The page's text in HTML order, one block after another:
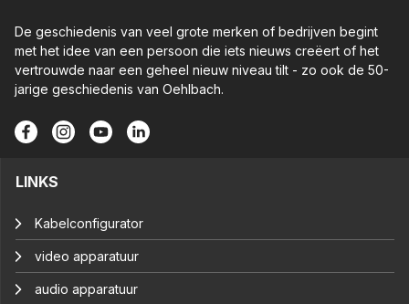
De geschiedenis van veel grote merken of bedrijven begint
met het idee van een persoon die iets nieuws creëert of het
vertrouwde naar een geheel nieuw niveau tilt - zo ook de 50-
jarige geschiedenis van Oehlbach.
LINKS
Kabelconfigurator
video apparatuur
audio apparatuur